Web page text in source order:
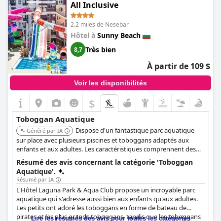
All Inclusive
2.2 miles de Nesebar
Hôtel à Sunny Beach
8,7 Très bien
À partir de 109 $
Voir les disponibilités
$
Toboggan Aquatique
Généré par IA
Dispose d'un fantastique parc aquatique
sur place avec plusieurs piscines et toboggans adaptés aux
enfants et aux adultes. Les caractéristiques comprennent des
toboggans de bateaux pirates et des toboggans gonflables
tandem à double anneau, particulièrement agréables pour les
jeunes enfants. Idéalement situé à proximité de deux autres
grands parcs aquatiques.
Résumé des avis concernant la catégorie 'Toboggan
Aquatique'.
Résumé par IA
L'Hôtel Laguna Park & Aqua Club propose un incroyable parc
aquatique qui s'adresse aussi bien aux enfants qu'aux adultes.
Les petits ont adoré les toboggans en forme de bateau de
pirates et les plus grands toboggans, tandis que les toboggans
Lire les résumés des avis pour toutes les catégories